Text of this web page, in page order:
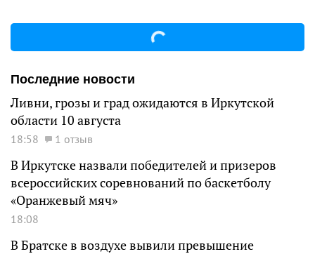
Последние новости
Ливни, грозы и град ожидаются в Иркутской
области 10 августа
18:58 1 отзыв
В Иркутске назвали победителей и призеров
всероссийских соревнований по баскетболу
«Оранжевый мяч»
18:08
В Братске в воздухе вывили превышение